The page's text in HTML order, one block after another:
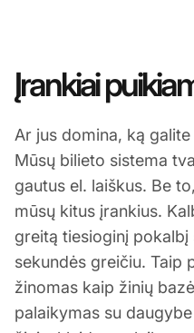
Įrankiai
Ar jus domina, ką
Mūsų bilieto sistema
gautus el. laiškus. Be
mūsų kitus įrankius.
greitą tiesioginį
sekundės greičiu. Taip
žinomas kaip žinių
palaikymas su